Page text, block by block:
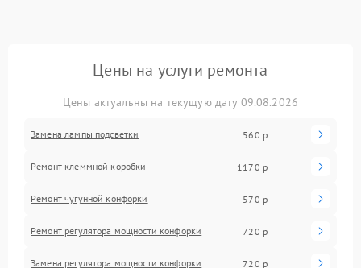
Цены на услуги ремонта
Цены актуальны на текущую дату 09.08.2026
Замена лампы подсветки 560 р
Ремонт клеммной коробки 1170 р
Ремонт чугунной конфорки 570 р
Ремонт регулятора мощности конфорки 720 р
Замена регулятора мощности конфорки 720 р